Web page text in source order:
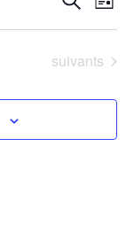
et
de
vues
de
Liste
Évènements
suivants